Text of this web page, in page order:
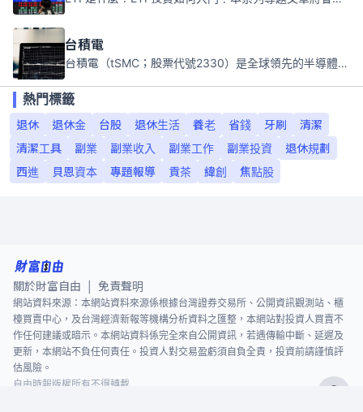
台積電
台積電（tSMC；股票代號2330）是全球領先的半導體代工公司，成立於1987年，總部位於台灣新竹。且已於美國、日本、德國及中國設廠，台積電是全球首家專業積體電路製造服務公司，也是全球最先進和最大規模的半導體代工廠。
熱門標籤
退休
退休金 台股 退休生活 養老 省錢 牙刷
清潔
清潔工具
副業 副業收入 副業工作 副業投資
退休規劃
西進
貝恩資本 專題報導 貢茶 緯創 焦點股
關於財富自由 免責聲明
網站資料來源：本網站資料來源係根據台灣證券交易所、公開資訊觀測站、櫃
檯買賣中心，及台灣經濟新報等機構分析資料之匯整，本網站對投資人買賣不
作任何建議或暗示。本網站資料係完全來自公開資訊，若遇傳輸中斷、延遲及
更新，本網站不負任何責任。投資人對交易盈虧須自負全責，投資前請謹慎評
估風險。
自由時報版權所有不得轉載